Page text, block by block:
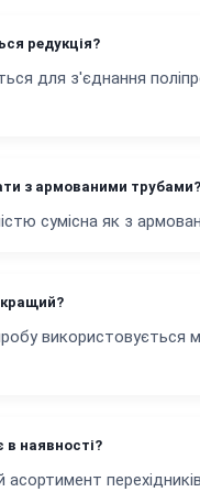
редукція?
для з'єднання
з армованими трубами?
сумісна як з
використовується
в наявності?